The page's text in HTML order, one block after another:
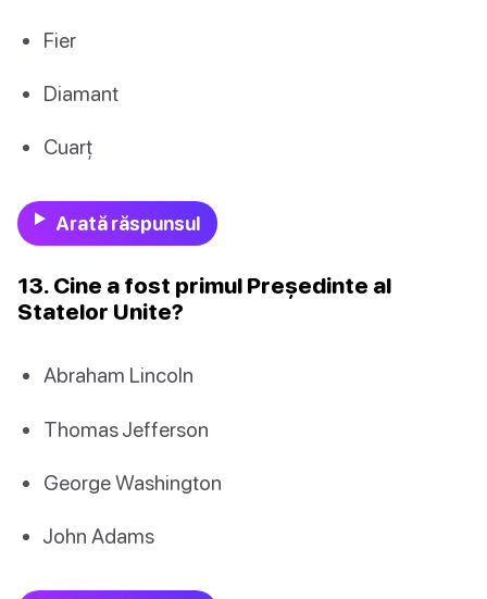
Fier
Diamant
Cuarț
Arată răspunsul
13. Cine a fost primul Președinte al
Statelor Unite?
Abraham Lincoln
Thomas Jefferson
George Washington
John Adams